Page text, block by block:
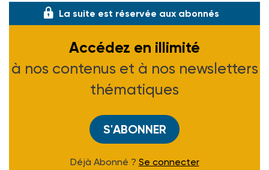
La suite est réservée aux abonnés
Accédez en illimité
à nos contenus et à nos newsletters
thématiques
S'ABONNER
Déjà Abonné ? Se connecter